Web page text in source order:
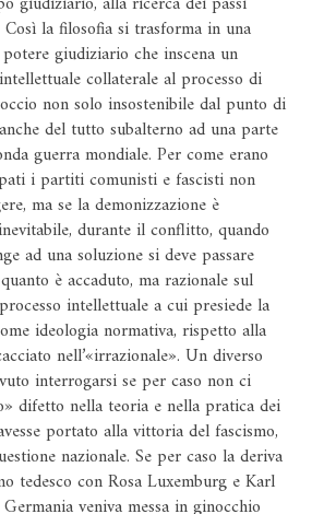
la filosofia si trasforma in una
giudiziario che inscena un
collaterale al processo di
non solo insostenibile dal punto di
del tutto subalterno ad una parte
guerra mondiale. Per come erano
i partiti comunisti e fascisti non
ma se la demonizzazione è
durante il conflitto, quando
ad una soluzione si deve passare
è accaduto, ma razionale sul
intellettuale a cui presiede la
ideologia normativa, rispetto alla
nell’«irrazionale». Un diverso
interrogarsi se per caso non ci
difetto nella teoria e nella pratica dei
portato alla vittoria del fascismo,
nazionale. Se per caso la deriva
tedesco con Rosa Luxemburg e Karl
veniva messa in ginocchio